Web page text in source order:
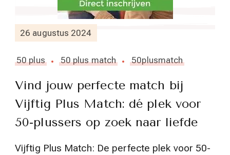
26 augustus 2024
50 plus 50 plus match 50plusmatch
Vind jouw perfecte match bij
Vijftig Plus Match: dé plek voor
50-plussers op zoek naar liefde
Vijftig Plus Match: De perfecte plek voor 50-